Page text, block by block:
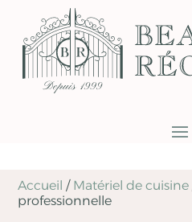
Accueil / Matériel de cuisine
professionnelle